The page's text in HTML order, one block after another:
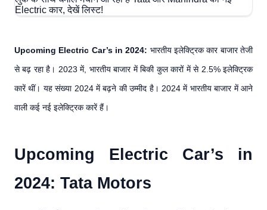
Upcoming Electric Car’s in 2024: भारतीय इलेक्ट्रिक कार बाजार तेजी
से बढ़ रहा है। 2023 में, भारतीय बाजार में बिकी कुल कारों में से 2.5% इलेक्ट्रिक
कारें थीं। यह संख्या 2024 में बढ़ने की उम्मीद है। 2024 में भारतीय बाजार में आने
वाली कई नई इलेक्ट्रिक कारें हैं।
Upcoming Electric Car’s in
2024: Tata Motors